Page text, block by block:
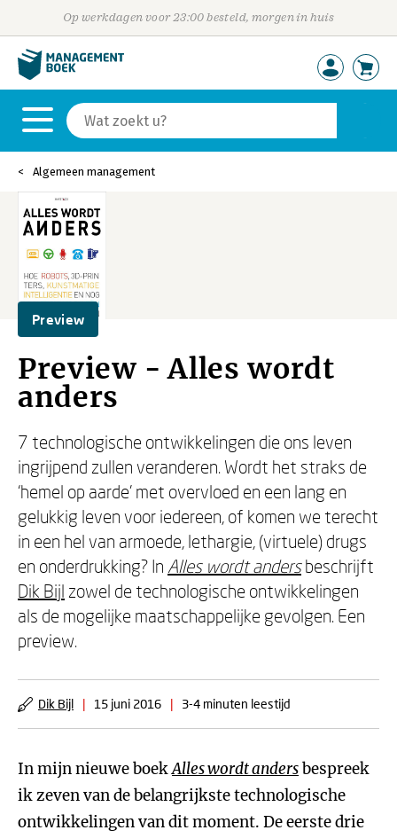
Op werkdagen voor 23:00 besteld, morgen in huis
Algemeen management
Preview
Preview - Alles wordt
anders
7 technologische ontwikkelingen die ons leven
ingrijpend zullen veranderen. Wordt het straks de
‘hemel op aarde’ met overvloed en een lang en
gelukkig leven voor iedereen, of komen we terecht
in een hel van armoede, lethargie, (virtuele) drugs
en onderdrukking? In Alles wordt andersbeschrijft
Dik Bijl zowel de technologische ontwikkelingen
als de mogelijke maatschappelijke gevolgen. Een
preview.
Dik Bijl | 15 juni 2016 | 3-4 minuten leestijd
In mijn nieuwe boekAlles wordt andersbespreek
ik zeven van de belangrijkste technologische
ontwikkelingen van dit moment. De eerste drie